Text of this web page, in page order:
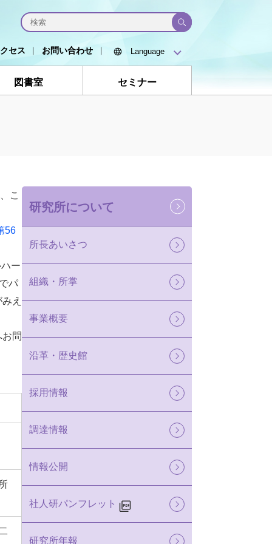
図書室 セミナー
セス お問い合わせ
こ
56
ー
パ
え
お問
研究所について
所長あいさつ
組織・所掌
事業概要
沿革・歴史館
採用情報
調達情報
情報公開
社人研パンフレット
研究所年報